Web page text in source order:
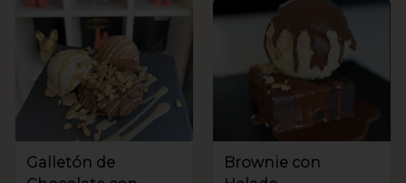
Galletón de
Brownie con